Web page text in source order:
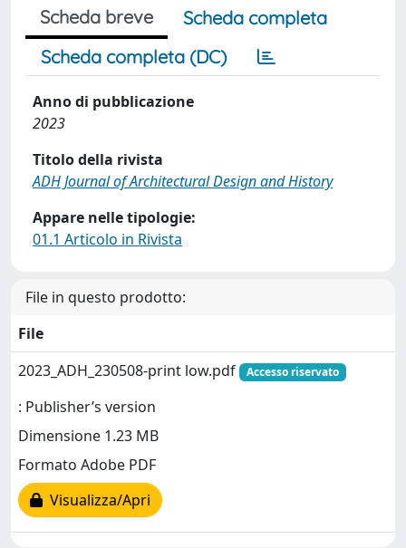
Scheda breve
Scheda completa
Scheda completa (DC)
Anno di pubblicazione
2023
Titolo della rivista
ADH Journal of Architectural Design and History
Appare nelle tipologie:
01.1 Articolo in Rivista
File in questo prodotto:
File
2023_ADH_230508-print low.pdf
Accesso riservato
: Publisher’s version
Dimensione 1.23 MB
Formato Adobe PDF
Visualizza/Apri